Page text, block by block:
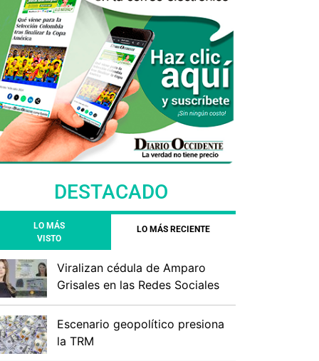
DESTACADO
LO MÁS
VISTO
LO MÁS RECIENTE
Viralizan cédula de Amparo
Grisales en las Redes Sociales
Escenario geopolítico presiona
la TRM